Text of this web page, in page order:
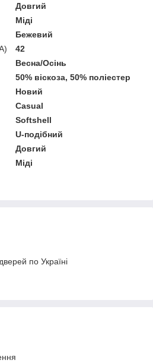
Довгий
Міді
Бежевий
42
Весна/Осінь
50% віскоза, 50% поліестер
Новий
Casual
Softshell
U-подібний
Довгий
Міді
по Україні